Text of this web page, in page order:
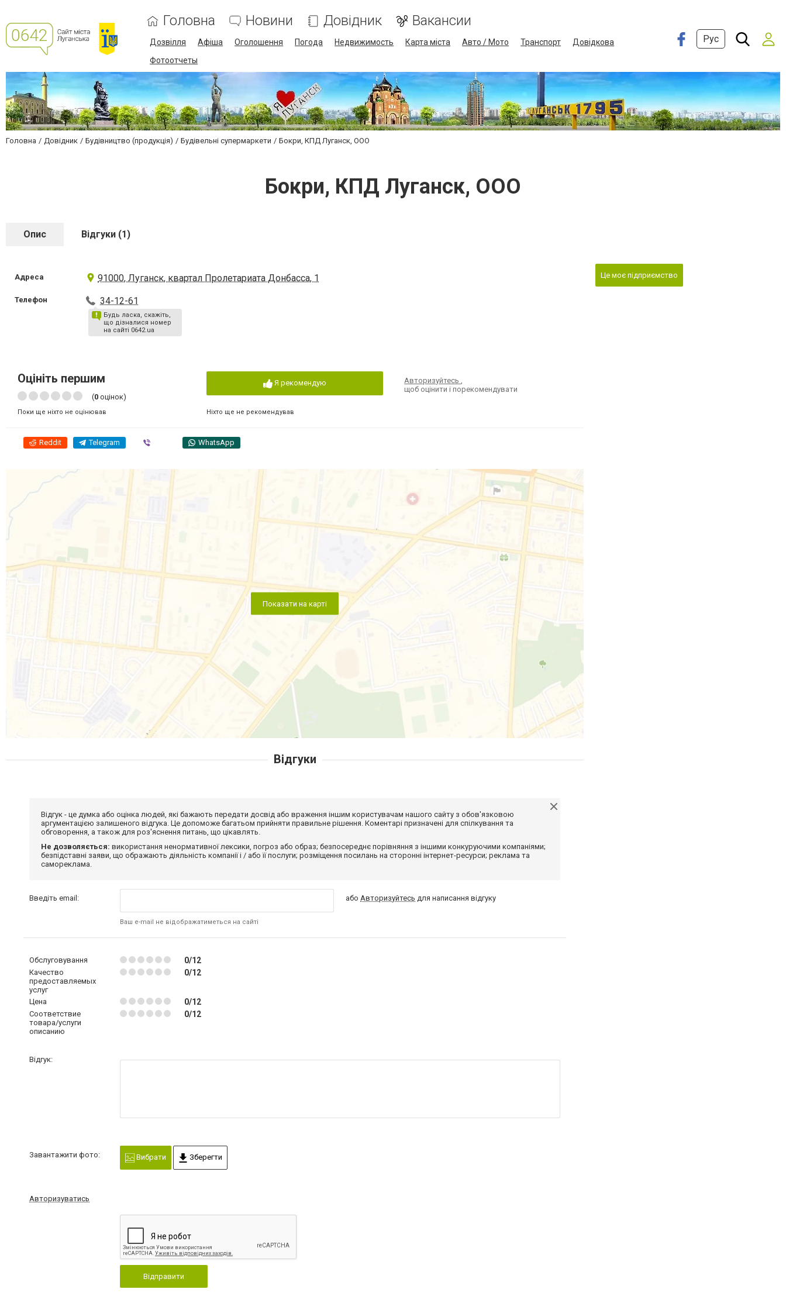
Головна Новини Довідник Вакансии
Дозвілля Афіша Оголошення Погода Недвижимость Карта міста Авто / Мото Транспорт
Довідкова
Фотоотчеты
Рус
Головна Довідник Будівництво (продукція) Будівельні супермаркети Бокри, КПД Луганск, ООО
Бокри, КПД Луганск, ООО
Опис Відгуки (1)
Адреса 91000, Луганск, квартал Пролетариата Донбасса, 1
Телефон 34-12-61
Будь ласка, скажіть,
що дізналися номер
на сайті 0642.ua
Оцініть першим
(0 оцінок)
Поки ще ніхто не оцінював
Я рекомендую
Ніхто ще не рекомендував
Авторизуйтесь,
щоб оцінити і порекомендувати
Reddit Telegram WhatsApp
Показати на карті
Це моє підприємство
Відгуки
Відгук - це думка або оцінка людей, які бажають передати досвід або враження іншим користувачам нашого сайту з обов'язковою
аргументацією залишеного відгука. Це допоможе багатьом прийняти правильне рішення. Коментарі призначені для спілкування та
обговорення, а також для роз'яснення питань, що цікавлять.
Не дозволяється: використання ненормативної лексики, погроз або образ; безпосереднє порівняння з іншими конкуруючими компаніями;
безпідставні заяви, що ображають діяльність компанії і / або її послуги; розміщення посилань на сторонні інтернет-ресурси; реклама та
самореклама.
Введіть email:
Ваш e-mail не відображатиметься на сайті
абоАвторизуйтесь для написання відгуку
Обслуговування 0/12
Качество
предоставляемых
услуг
0/12
Цена 0/12
Соответствие
товара/услуги
описанию
0/12
Відгук:
Завантажити фото: Вибрати Зберегти
Авторизуватись
Відправити